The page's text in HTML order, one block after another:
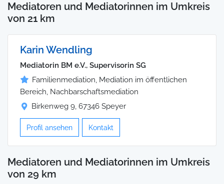
Mediatoren und Mediatorinnen im Umkreis
von 21 km
Karin Wendling
Mediatorin BM e.V., Supervisorin SG
Familienmediation, Mediation im öffentlichen
Bereich, Nachbarschaftsmediation
Birkenweg 9, 67346 Speyer
Profil ansehen Kontakt
Mediatoren und Mediatorinnen im Umkreis
von 29 km